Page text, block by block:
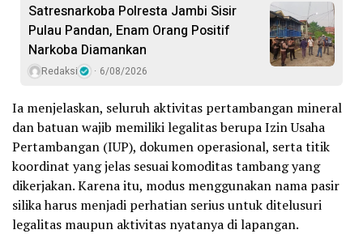
Satresnarkoba Polresta Jambi Sisir
Pulau Pandan, Enam Orang Positif
Narkoba Diamankan
Redaksi 6/08/2026
Ia menjelaskan, seluruh aktivitas pertambangan mineral
dan batuan wajib memiliki legalitas berupa Izin Usaha
Pertambangan (IUP), dokumen operasional, serta titik
koordinat yang jelas sesuai komoditas tambang yang
dikerjakan. Karena itu, modus menggunakan nama pasir
silika harus menjadi perhatian serius untuk ditelusuri
legalitas maupun aktivitas nyatanya di lapangan.